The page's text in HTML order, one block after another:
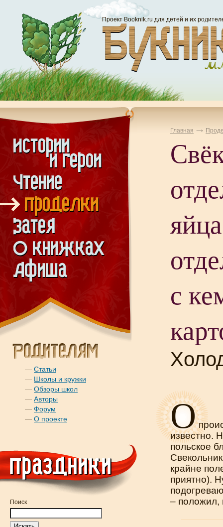
Проект Booknik.ru для детей и их
— Статьи
— Школы и кружки
— Обзоры школ
— Авторы
— Форум
— О проекте
Поиск
Главная
с
О
известно.
польское
крайне
приятно).
– положил,